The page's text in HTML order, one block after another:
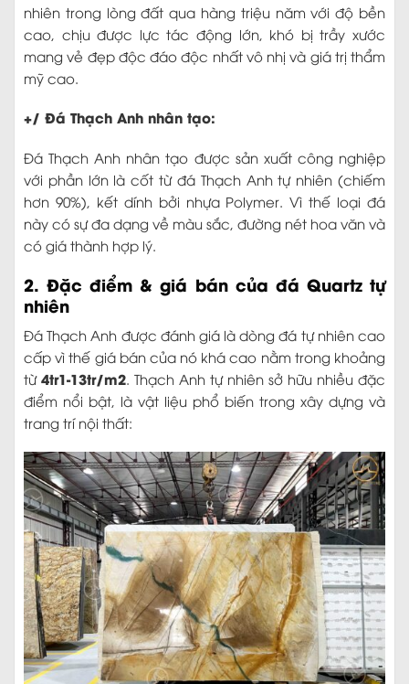
nhiên trong lòng đất qua hàng triệu năm với độ bền
cao, chịu được lực tác động lớn, khó bị trầy xước
mang vẻ đẹp độc đáo độc nhất vô nhị và giá trị thẩm
mỹ cao.
+/ Đá Thạch Anh nhân tạo:
Đá Thạch Anh nhân tạo được sản xuất công nghiệp
với phần lớn là cốt từ đá Thạch Anh tự nhiên (chiếm
hơn 90%), kết dính bởi nhựa Polymer. Vì thế loại đá
này có sự đa dạng về màu sắc, đường nét hoa văn và
có giá thành hợp lý.
2. Đặc điểm & giá bán của đá Quartz tự
nhiên
Đá Thạch Anh được đánh giá là dòng đá tự nhiên cao
cấp vì thế giá bán của nó khá cao nằm trong khoảng
từ 4tr1-13tr/m2. Thạch Anh tự nhiên sở hữu nhiều đặc
điểm nổi bật, là vật liệu phổ biến trong xây dựng và
trang trí nội thất: